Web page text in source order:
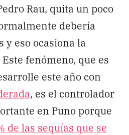
Rau, quita un poco
debería
y eso ocasiona la
fenómeno, que es
este año con
, es el controlador
en Puno porque
de las sequías que se